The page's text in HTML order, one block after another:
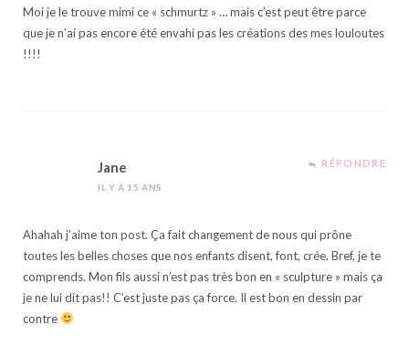
Moi je le trouve mimi ce « schmurtz » … mais c’est peut être parce
que je n’ai pas encore été envahi pas les créations des mes louloutes
!!!!
Jane
IL Y A 15 ANS
RÉPONDRE
Ahahah j’aime ton post. Ça fait changement de nous qui prône
toutes les belles choses que nos enfants disent, font, crée. Bref, je te
comprends. Mon fils aussi n’est pas très bon en « sculpture » mais ça
je ne lui dit pas!! C’est juste pas ça force. Il est bon en dessin par
contre